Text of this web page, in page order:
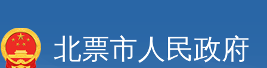
北票市人民政府